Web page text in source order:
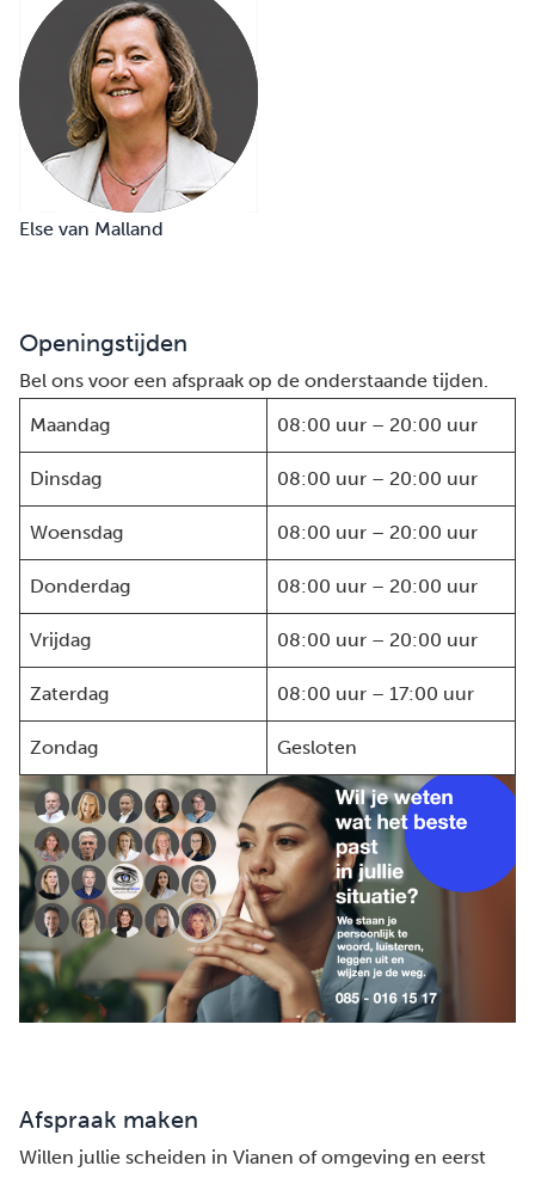
Else van Malland
Openingstijden
Bel ons voor een afspraak op de onderstaande tijden.
Maandag
08:00 uur – 20:00 uur
Dinsdag 08:00 uur – 20:00 uur
Woensdag 08:00 uur – 20:00 uur
Donderdag 08:00 uur – 20:00 uur
Vrijdag 08:00 uur – 20:00 uur
Zaterdag 08:00 uur – 17:00 uur
Zondag Gesloten
Afspraak maken
Willen jullie scheiden in Vianen of omgeving en eerst